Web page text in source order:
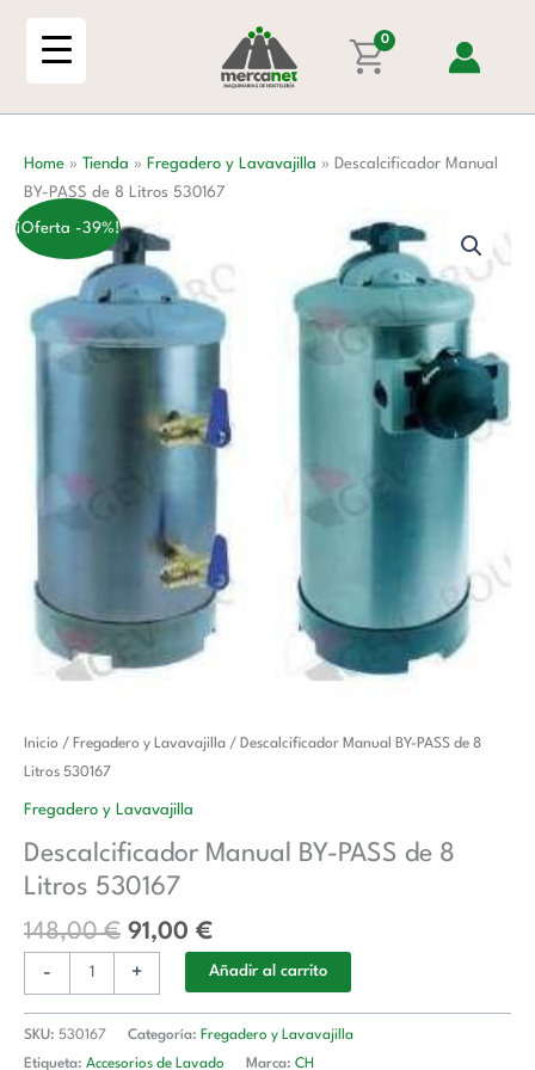
0
Home » Tienda » Fregadero y Lavavajilla » Descalcificador Manual
BY-PASS de 8 Litros 530167
¡Oferta -39%!
Inicio / Fregadero y Lavavajilla / Descalcificador Manual BY-PASS de 8
Litros 530167
Fregadero y Lavavajilla
Descalcificador Manual BY-PASS de 8
Litros 530167
148,00€
El
original
148,00 €.
91,00 €
El
91,00 €.
-
Descalcificador
Manual
BY-
de
530167
cantidad
+ Añadir al carrito
SKU: 530167 Categoría: Fregadero y Lavavajilla
Etiqueta: Accesorios de Lavado Marca: CH
8
Litros
cantidad